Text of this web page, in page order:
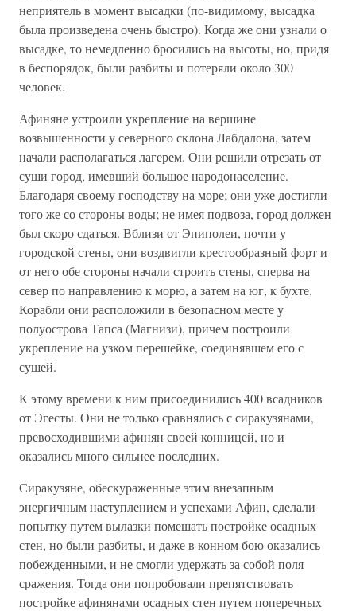
неприятель в момент высадки (по-видимому, высадка
была произведена очень быстро). Когда же они узнали о
высадке, то немедленно бросились на высоты, но, придя
в беспорядок, были разбиты и потеряли около 300
человек.
Афиняне устроили укрепление на вершине
возвышенности у северного склона Лабдалона, затем
начали располагаться лагерем. Они решили отрезать от
суши город, имевший большое народонаселение.
Благодаря своему господству на море; они уже достигли
того же со стороны воды; не имея подвоза, город должен
был скоро сдаться. Вблизи от Эпиполеи, почти у
городской стены, они воздвигли крестообразный форт и
от него обе стороны начали строить стены, сперва на
север по направлению к морю, а затем на юг, к бухте.
Корабли они расположили в безопасном месте у
полуострова Тапса (Магнизи), причем построили
укрепление на узком перешейке, соединявшем его с
сушей.
К этому времени к ним присоединились 400 всадников
от Эгесты. Они не только сравнялись с сиракузянами,
превосходившими афинян своей конницей, но и
оказались много сильнее последних.
Сиракузяне, обескураженные этим внезапным
энергичным наступлением и успехами Афин, сделали
попытку путем вылазки помешать постройке осадных
стен, но были разбиты, и даже в конном бою оказались
побежденными, и не смогли удержать за собой поля
сражения. Тогда они попробовали препятствовать
постройке афинянами осадных стен путем поперечных